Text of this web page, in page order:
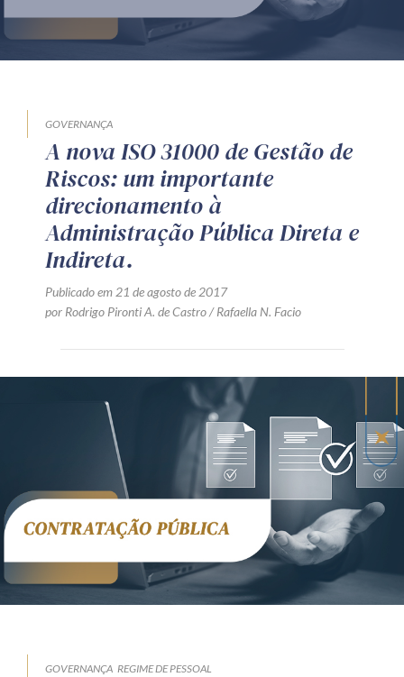
Produtos e serviços
Mentoria Zênite
Capacitação
Eventos presenciais
Zênite in Company
Diferenciais
Receba por RSS
Av. Sete de Setembro, 4698
Batel Curitiba/PR CEP 80240-000
Telefone (41) 2109-8666
Whatsapp (41) 98881-6616
GOVERNANÇA
A nova ISO 31000 de Gestão de
Riscos: um importante
direcionamento à
Administração Pública Direta e
Indireta.
Publicado em 21 de agosto de 2017
por Rodrigo Pironti A. de Castro / Rafaella N. Facio
GOVERNANÇA REGIME DE PESSOAL